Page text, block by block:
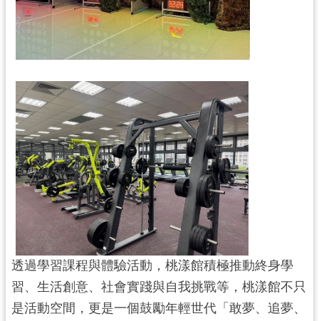
網
全
政
策
政
府
網
料
開
放
宣
告
透過學習課程與體驗活動，桃漾館積極推動終身學
習、生活創意、社會實踐與自我挑戰等，桃漾館不只
是活動空間，更是一個鼓勵年輕世代「敢夢、追夢、